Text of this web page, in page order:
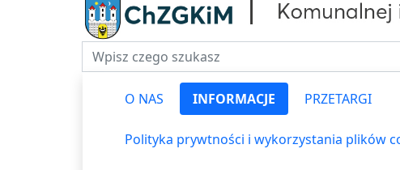
Fraza do wyszukiwania
O NAS INFORMACJE PRZETARGI
Polityka prywtności i wykorzystania plików